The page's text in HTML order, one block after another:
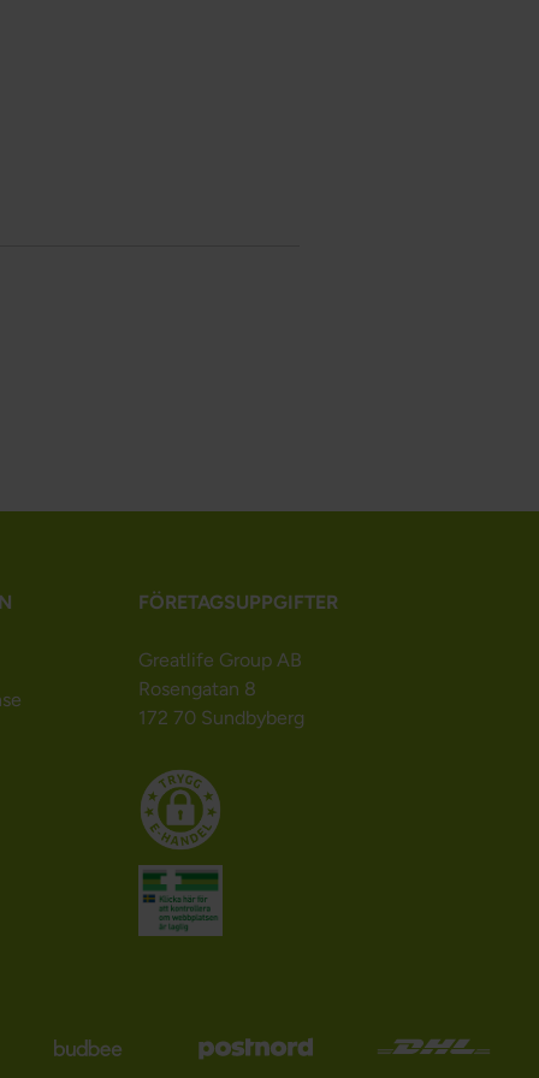
FÖRETAGSUPPGIFTER
Greatlife Group AB
Rosengatan 8
172 70 Sundbyberg